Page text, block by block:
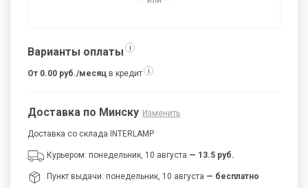
Варианты оплаты i
От 0.00 руб./месяц в кредит i
Доставка по Минску Изменить
Доставка со склада INTERLAMP
Курьером: понедельник, 10 августа — 13.5 руб.
Пункт выдачи: понедельник, 10 августа — бесплатно